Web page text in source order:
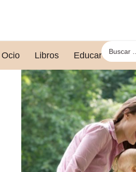
Ocio Libros Educar leyendo